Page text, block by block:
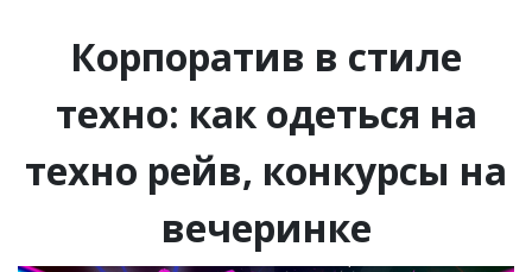
Корпоратив в стиле
техно: как одеться на
техно рейв, конкурсы на
вечеринке